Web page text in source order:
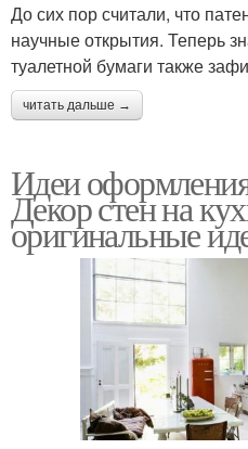
До сих пор считали, что
научные открытия. Теперь
туалетной бумаги также
читать дальше →
Идеи
Декор стен на
оригинальные